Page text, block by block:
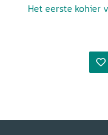
Het eerste kohier